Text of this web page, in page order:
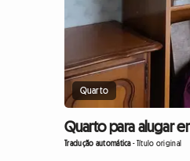
Quarto
Quarto para alugar
Tradução automática-Título original